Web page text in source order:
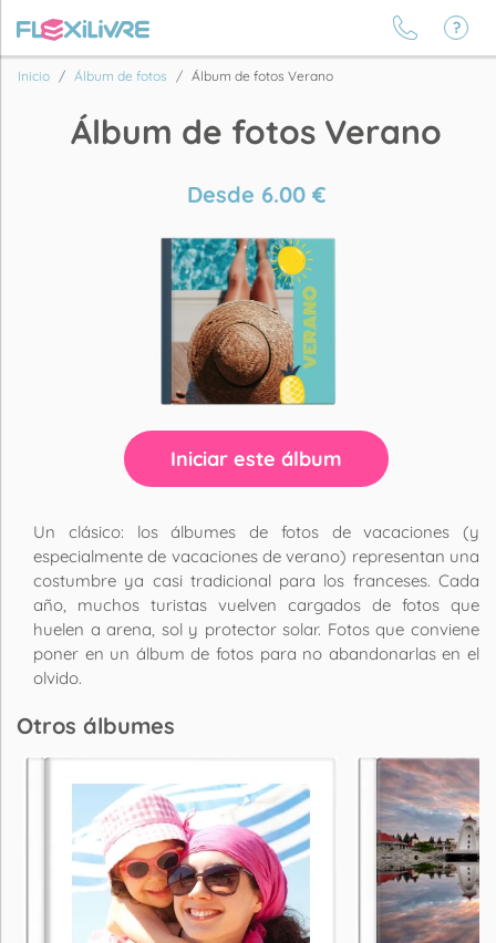
Inicio Álbum de fotos Álbum de fotos Verano
Álbum de fotos Verano
Desde 6.00€
Iniciar este álbum
Un clásico: los álbumes de fotos de vacaciones (y
especialmente de vacaciones de verano) representan una
costumbre ya casi tradicional para los franceses. Cada
año, muchos turistas vuelven cargados de fotos que
huelen a arena, sol y protector solar. Fotos que conviene
poner en un álbum de fotos para no abandonarlas en el
olvido.
Otros álbumes